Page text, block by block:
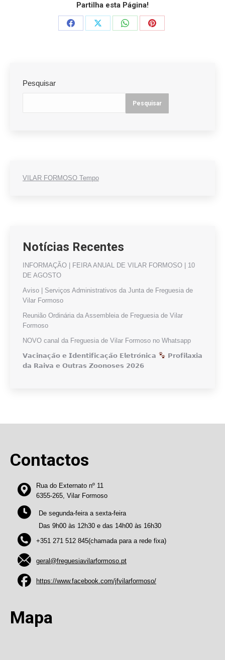
Partilha esta Página!
Pesquisar
Pesquisar
VILAR FORMOSO Tempo
Notícias Recentes
INFORMAÇÃO | FEIRA ANUAL DE VILAR FORMOSO | 10
DE AGOSTO
Aviso | Serviços Administrativos da Junta de Freguesia de
Vilar Formoso
Reunião Ordinária da Assembleia de Freguesia de Vilar
Formoso
NOVO canal da Freguesia de Vilar Formoso no Whatsapp
𝗩𝗮𝗰𝗶𝗻𝗮𝗰̧𝗮̃𝗼 𝗲 𝗜𝗱𝗲𝗻𝘁𝗶𝗳𝗶𝗰𝗮𝗰̧𝗮̃𝗼 𝗘𝗹𝗲𝘁𝗿𝗼́𝗻𝗶𝗰𝗮
𝗣𝗿𝗼𝗳𝗶𝗹𝗮𝘅𝗶𝗮
𝗱𝗮 𝗥𝗮𝗶𝘃𝗮 𝗲 𝗢𝘂𝘁𝗿𝗮𝘀 𝗭𝗼𝗼𝗻𝗼𝘀𝗲𝘀 𝟮𝟬𝟮𝟲
Contactos
Rua do Externato nº 11
6355-265, Vilar Formoso
De segunda-feira a sexta-feira
Das 9h00 às 12h30 e das 14h00 às 16h30
+351 271 512 845(chamada para a rede fixa)
geral@freguesiavilarformoso.pt
https://www.facebook.com/jfvilarformoso/
Mapa